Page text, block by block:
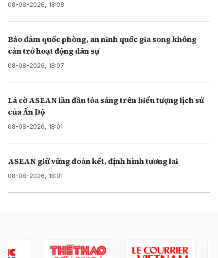
08-08-2026, 18:08
Bảo đảm quốc phòng, an ninh quốc gia song không
cản trở hoạt động dân sự
08-08-2026, 18:07
Lá cờ ASEAN lần đầu tỏa sáng trên biểu tượng lịch sử
của Ấn Độ
08-08-2026, 18:01
ASEAN giữ vững đoàn kết, định hình tương lai
08-08-2026, 18:01